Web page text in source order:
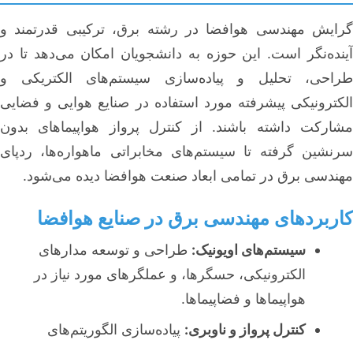
گرایش مهندسی هوافضا در رشته برق، ترکیبی قدرتمند و
آینده‌نگر است. این حوزه به دانشجویان امکان می‌دهد تا در
طراحی، تحلیل و پیاده‌سازی سیستم‌های الکتریکی و
الکترونیکی پیشرفته مورد استفاده در صنایع هوایی و فضایی
مشارکت داشته باشند. از کنترل پرواز هواپیماهای بدون
سرنشین گرفته تا سیستم‌های مخابراتی ماهواره‌ها، ردپای
مهندسی برق در تمامی ابعاد صنعت هوافضا دیده می‌شود.
کاربردهای مهندسی برق در صنایع هوافضا
سیستم‌های اویونیک: طراحی و توسعه مدارهای
الکترونیکی، حسگرها، و عملگرهای مورد نیاز در
هواپیماها و فضاپیماها.
کنترل پرواز و ناوبری: پیاده‌سازی الگوریتم‌های